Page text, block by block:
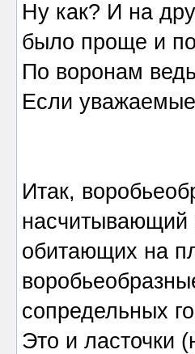
Ну как? И на
было проще и
По воронам
Если уважаемые
Итак,
насчитывающий
обитающих на
сопредельных
Это и ласточки